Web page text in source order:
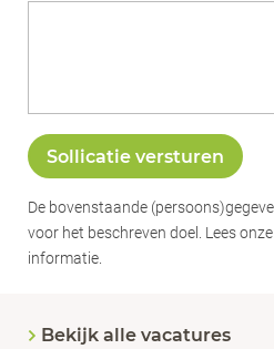
Sollicatie versturen
De bovenstaande
voor het beschreven doel. Lees onze
informatie.
Bekijk alle vacatures